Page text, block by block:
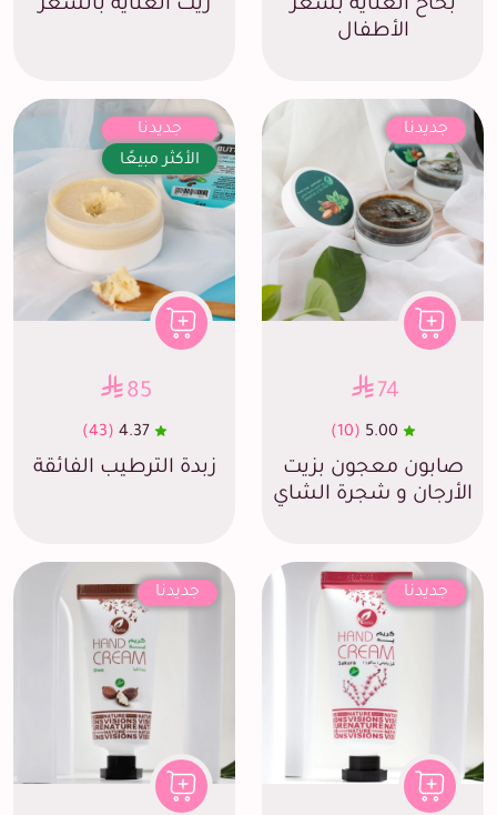
بخاخ العناية بشعر
الأطفال
زيت العناية بالشعر
جديدنا
74
5.00
(10)
صابون معجون بزيت
الأرجان و شجرة الشاي
جديدنا
الأكثر مبيعًا
85
4.37
(43)
زبدة الترطيب الفائقة
جديدنا جديدنا